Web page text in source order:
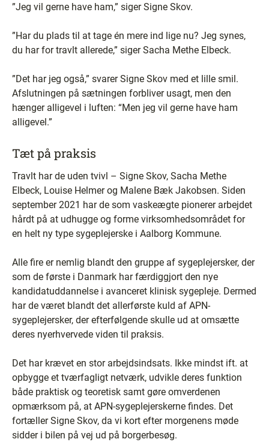
”Jeg vil gerne have ham,” siger Signe Skov.
”Har du plads til at tage én mere ind lige nu? Jeg synes,
du har for travlt allerede,” siger Sacha Methe Elbeck.
”Det har jeg også,” svarer Signe Skov med et lille smil.
Afslutningen på sætningen forbliver usagt, men den
hænger alligevel i luften: “Men jeg vil gerne have ham
alligevel.”
Tæt på praksis
Travlt har de uden tvivl – Signe Skov, Sacha Methe
Elbeck, Louise Helmer og Malene Bæk Jakobsen. Siden
september 2021 har de som vaskeægte pionerer arbejdet
hårdt på at udhugge og forme virksomhedsområdet for
en helt ny type sygeplejerske i Aalborg Kommune.
Alle fire er nemlig blandt den gruppe af sygeplejersker, der
som de første i Danmark har færdiggjort den nye
kandidatuddannelse i avanceret klinisk sygepleje. Dermed
har de været blandt det allerførste kuld af APN-
sygeplejersker, der efterfølgende skulle ud at omsætte
deres nyerhvervede viden til praksis.
Det har krævet en stor arbejdsindsats. Ikke mindst ift. at
opbygge et tværfagligt netværk, udvikle deres funktion
både praktisk og teoretisk samt gøre omverdenen
opmærksom på, at APN-sygeplejerskerne findes. Det
fortæller Signe Skov, da vi kort efter morgenens møde
sidder i bilen på vej ud på borgerbesøg.